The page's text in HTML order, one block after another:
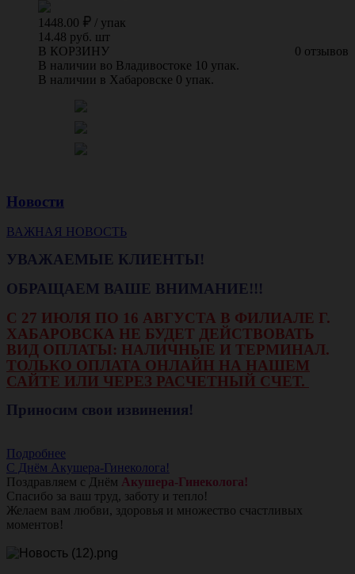
1448.00 / упак
14.48 руб. шт
0 отзывов
В КОРЗИНУ
В наличии во Владивостоке 10 упак.
В наличии в Хабаровске 0 упак.
Новости
ВАЖНАЯ НОВОСТЬ
УВАЖАЕМЫЕ КЛИЕНТЫ!
ОБРАЩАЕМ ВАШЕ ВНИМАНИЕ!!!
С 27 ИЮЛЯ ПО 16 АВГУСТА В ФИЛИАЛЕ Г.
ХАБАРОВСКА НЕ БУДЕТ ДЕЙСТВОВАТЬ
ВИД ОПЛАТЫ: НАЛИЧНЫЕ И ТЕРМИНАЛ.
ТОЛЬКО ОПЛАТА ОНЛАЙН НА НАШЕМ
САЙТЕ ИЛИ ЧЕРЕЗ РАСЧЕТНЫЙ СЧЕТ.
Приносим свои извинения!
Подробнее
С Днём Акушера-Гинеколога!
Поздравляем с Днём Акушера-Гинеколога!
Спасибо за ваш труд, заботу и тепло!
Желаем вам любви, здоровья и множество счастливых
моментов!